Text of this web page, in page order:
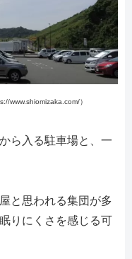
www.shiomizaka.com/）
ら入る駐車場と、一
と思われる集団が多
りにくさを感じる可